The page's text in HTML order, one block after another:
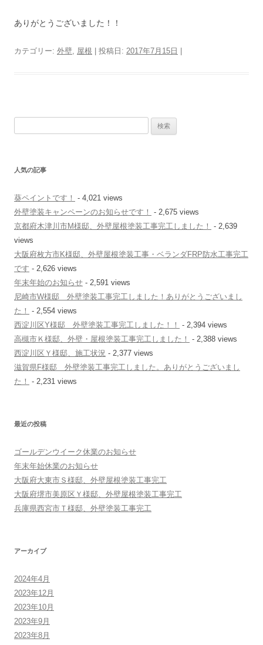
ありがとうございました！！
カテゴリー: 外壁 屋根 | 投稿日: 2017年7月15日
人気の記事
葵ペイントです！
- 4,021 views
外壁塗装キャンペーンのお知らせです！
- 2,675 views
京都府木津川市M様邸、外壁屋根塗装工事完工しました！
- 2,639
views
大阪府枚方市K様邸、外壁屋根塗装工事・ベランダFRP防水工事完工
です - 2,626 views
年末年始のお知らせ - 2,591 views
尼崎市W様邸 外壁塗装工事完工しました！ありがとうございまし
た！
- 2,554 views
西淀川区Y様邸 外壁塗装工事完工しました！！
- 2,394 views
高槻市Ｋ様邸、外壁・屋根塗装工事完工しました！
- 2,388 views
西淀川区Ｙ様邸、施工状況 - 2,377 views
滋賀県F様邸 外壁塗装工事完工しました。ありがとうございまし
た！
- 2,231 views
最近の投稿
ゴールデンウイーク休業のお知らせ
年末年始休業のお知らせ
大阪府大東市Ｓ様邸、外壁屋根塗装工事完工
大阪府堺市美原区Ｙ様邸、外壁屋根塗装工事完工
兵庫県西宮市Ｔ様邸、外壁塗装工事完工
アーカイブ
2024年4月
2023年12月
2023年10月
2023年9月
2023年8月